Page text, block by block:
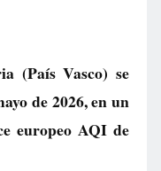
(País Vasco) se
de 2026, en un
europeo AQI de